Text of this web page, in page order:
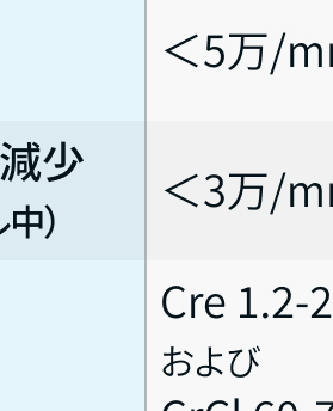
ビア州の州立がん専門医療機関 : BC Cancer
Drug Manualによる参考情報
は禁忌
､ 31~45mL/minでは50%に減量し､
を推奨しない
minでは75%､ 10~29mL/minでは投
minでは投与が必要な場
充療法
例にグルココルチコイド補充療法